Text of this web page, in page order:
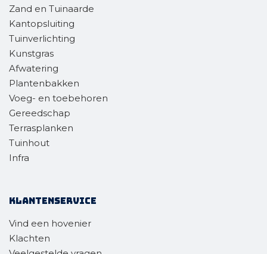
Zand en Tuinaarde
Kantopsluiting
Tuinverlichting
Kunstgras
Afwatering
Plantenbakken
Voeg- en toebehoren
Gereedschap
Terrasplanken
Tuinhout
Infra
Klantenservice
Vind een hovenier
Klachten